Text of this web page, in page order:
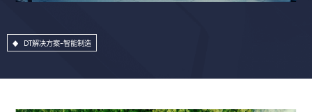
DT解决方案-智能制造